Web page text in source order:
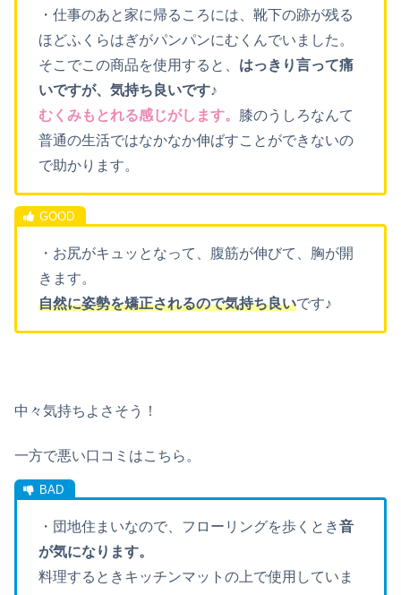
・仕事のあと家に帰るころには、靴下の跡が残る
ほどふくらはぎがパンパンにむくんでいました。
そこでこの商品を使用すると、 はっきり言って痛
いですが、気持ち良いです♪
むくみもとれる感じがします。 膝のうしろなんて
普通の生活ではなかなか伸ばすことができないの
で助かります。
・お尻がキュッとなって、腹筋が伸びて、胸が開
きます。
自然に姿勢を矯正されるので気持ち良いです♪
中々気持ちよさそう！
一方で悪い口コミはこちら。
・団地住まいなので、フローリングを歩くとき音
が気になります。
料理するときキッチンマットの上で使用していま